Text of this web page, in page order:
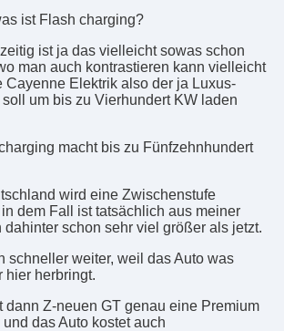
ist Flash charging?
ist ja das vielleicht sowas schon
man auch kontrastieren kann vielleicht
Cayenne Elektrik also der ja Luxus-
um bis zu Vierhundert KW laden
macht bis zu Fünfzehnhundert
wird eine Zwischenstufe
dem Fall ist tatsächlich aus meiner
dahinter schon sehr viel größer als jetzt.
schneller weiter, weil das Auto was
hier herbringt.
dann Z-neuen GT genau eine Premium
das Auto kostet auch